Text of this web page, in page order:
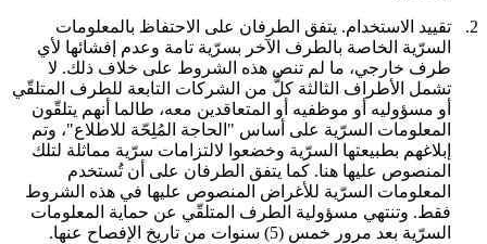
2. تقييد الاستخدام. يتفق الطرفان على الاحتفاظ بالمعلومات
السرّية الخاصة بالطرف الآخر بسرّية تامة وعدم إفشائها لأي
طرف خارجي، ما لم تنص هذه الشروط على خلاف ذلك. لا
تشمل الأطراف الثالثة كلٌّ من الشركات التابعة للطرف المتلقّي
أو مسؤوليه أو موظفيه أو المتعاقدين معه، طالما أنهم يتلقّون
المعلومات السرّية على أساس "الحاجة المُلِحّة للاطلاع"، وتم
إبلاغهم بطبيعتها السرّية وخضعوا لالتزامات سرّية مماثلة لتلك
المنصوص عليها هنا. كما يتفق الطرفان على أن تُستخدم
المعلومات السرّية للأغراض المنصوص عليها في هذه الشروط
فقط. وتنتهي مسؤولية الطرف المتلقّي عن حماية المعلومات
السرّية بعد مرور خمس (5) سنوات من تاريخ الإفصاح عنها.